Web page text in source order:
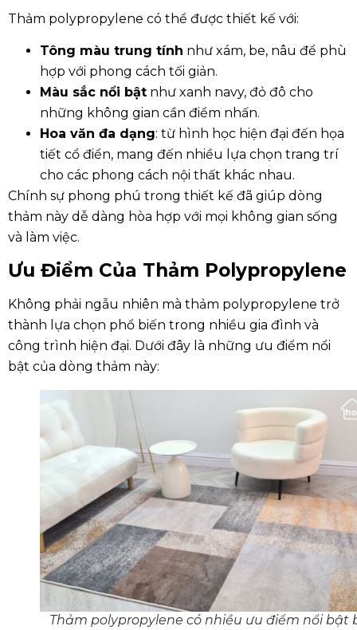
Thảm polypropylene có thể được thiết kế với:
Tông màu trung tính như xám, be, nâu để phù
hợp với phong cách tối giản.
Màu sắc nổi bật như xanh navy, đỏ đô cho
những không gian cần điểm nhấn.
Hoa văn đa dạng: từ hình học hiện đại đến họa
tiết cổ điển, mang đến nhiều lựa chọn trang trí
cho các phong cách nội thất khác nhau.
Chính sự phong phú trong thiết kế đã giúp dòng
thảm này dễ dàng hòa hợp với mọi không gian sống
và làm việc.
Ưu Điểm Của Thảm Polypropylene
Không phải ngẫu nhiên mà thảm polypropylene trở
thành lựa chọn phổ biến trong nhiều gia đình và
công trình hiện đại. Dưới đây là những ưu điểm nổi
bật của dòng thảm này:
Thảm polypropylene có nhiều ưu điểm nổi bật